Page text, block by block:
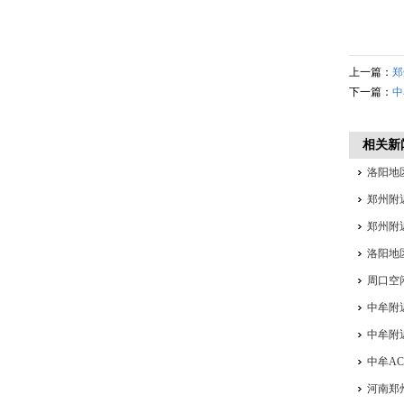
上一篇：
下一篇：
相关新
洛阳地
郑州附
郑州附
洛阳地
周口空
中牟附
中牟附
中牟
河南郑